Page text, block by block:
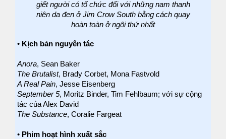
giết người có tổ chức đối với những nam thanh
niên da đen ở Jim Crow South bằng cách quay
hoàn toàn ở ngôi thứ nhất
• Kịch bản nguyên tác
Anora, Sean Baker
The Brutalist, Brady Corbet, Mona Fastvold
A Real Pain, Jesse Eisenberg
September 5, Moritz Binder, Tim Fehlbaum; với sự cộng
tác của Alex David
The Substance, Coralie Fargeat
• Phim hoạt hình xuất sắc